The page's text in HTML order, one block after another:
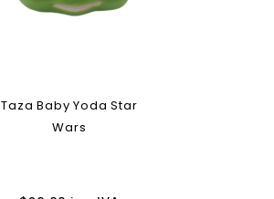
Taza Baby Yoda Star
Wars